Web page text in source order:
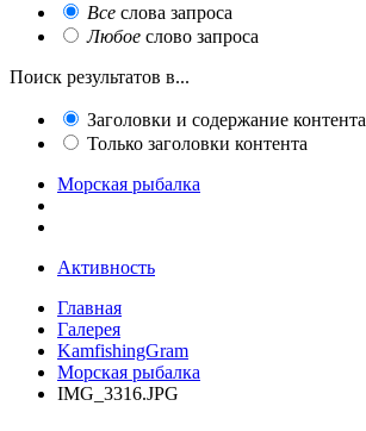
Все слова запроса
Любое слово запроса
Поиск результатов в...
Заголовки и содержание контента
Только заголовки контента
Морская рыбалка
Активность
Главная
Галерея
KamfishingGram
Морская рыбалка
IMG_3316.JPG